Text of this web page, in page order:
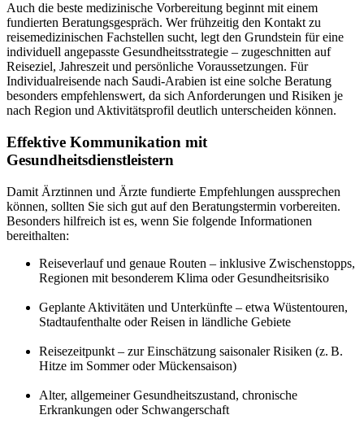
Auch die beste medizinische Vorbereitung beginnt mit einem
fundierten Beratungsgespräch. Wer frühzeitig den Kontakt zu
reisemedizinischen Fachstellen sucht, legt den Grundstein für eine
individuell angepasste Gesundheitsstrategie – zugeschnitten auf
Reiseziel, Jahreszeit und persönliche Voraussetzungen. Für
Individualreisende nach Saudi-Arabien ist eine solche Beratung
besonders empfehlenswert, da sich Anforderungen und Risiken je
nach Region und Aktivitätsprofil deutlich unterscheiden können.
Effektive Kommunikation mit
Gesundheitsdienstleistern
Damit Ärztinnen und Ärzte fundierte Empfehlungen aussprechen
können, sollten Sie sich gut auf den Beratungstermin vorbereiten.
Besonders hilfreich ist es, wenn Sie folgende Informationen
bereithalten:
Reiseverlauf und genaue Routen – inklusive Zwischenstopps,
Regionen mit besonderem Klima oder Gesundheitsrisiko
Geplante Aktivitäten und Unterkünfte – etwa Wüstentouren,
Stadtaufenthalte oder Reisen in ländliche Gebiete
Reisezeitpunkt – zur Einschätzung saisonaler Risiken (z. B.
Hitze im Sommer oder Mückensaison)
Alter, allgemeiner Gesundheitszustand, chronische
Erkrankungen oder Schwangerschaft